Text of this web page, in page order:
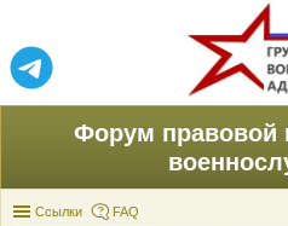
Форум правовой
Ссылки FAQ